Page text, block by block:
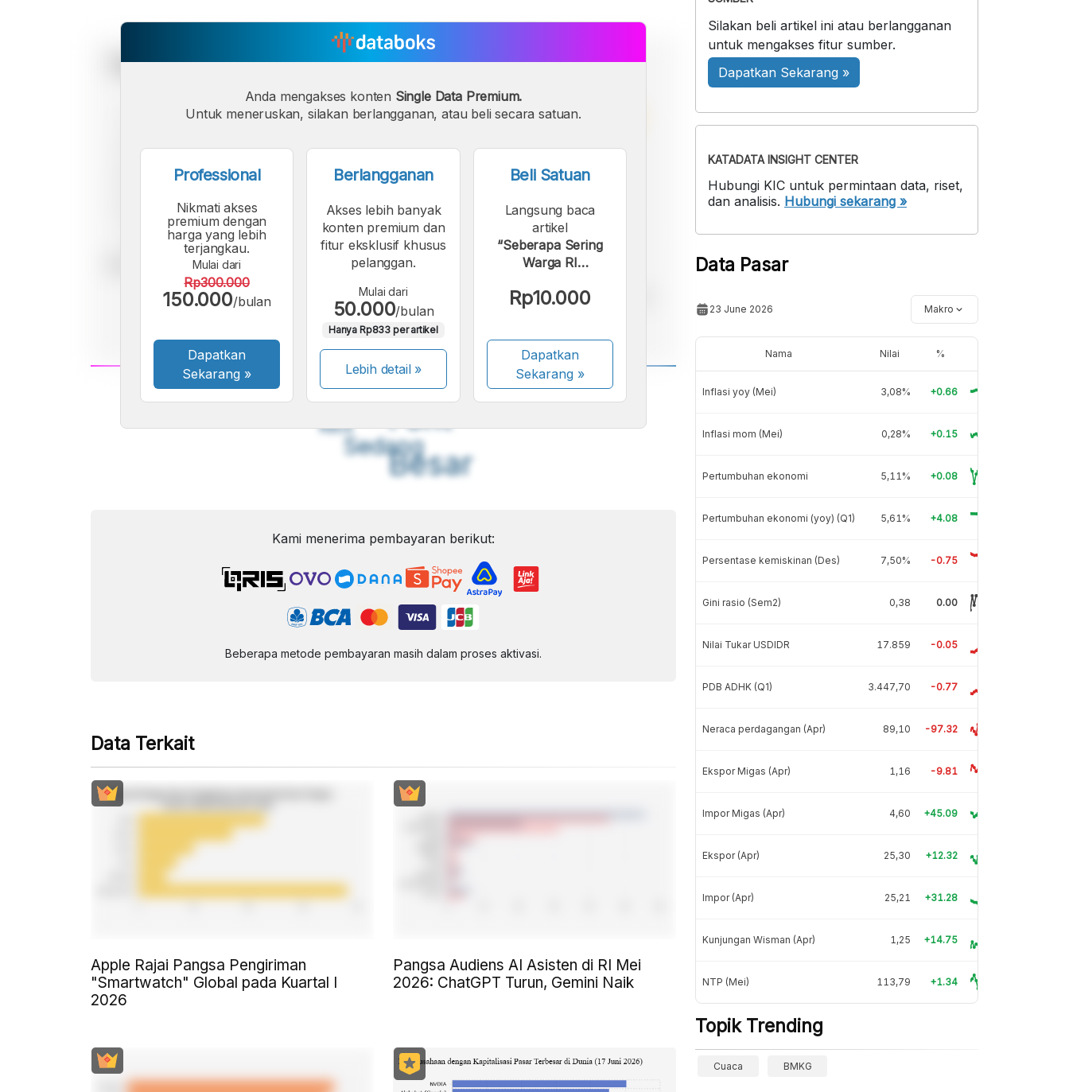
A
Font
Kecil
A
Sedang
A
Besar
Anda mengakses konten Single Data Premium.
Untuk meneruskan, silakan berlangganan, atau beli secara satuan.
Professional
Nikmati akses
premium dengan
harga yang lebih
terjangkau.
Mulai dari
Rp300.000
150.000/bulan
Dapatkan
Sekarang »
Berlangganan
Akses lebih banyak
konten premium dan
fitur eksklusif khusus
pelanggan.
Mulai dari
50.000/bulan
Hanya Rp833 per artikel
Lebih detail »
Beli Satuan
Langsung baca
artikel
“Seberapa Sering
Warga RI
Podcast? Ini
Rp10.000
Dapatkan
Sekarang»
Kami menerima pembayaran berikut:
Beberapa metode pembayaran masih dalam proses aktivasi.
Data Terkait
Apple Rajai Pangsa Pengiriman
"Smartwatch" Global pada Kuartal I
2026
Pangsa Audiens AI Asisten di RI Mei
2026: ChatGPT Turun, Gemini Naik
Silakan beli artikel ini atau berlangganan
untuk mengakses fitur sumber.
Dapatkan Sekarang »
KATADATA INSIGHT CENTER
Hubungi KIC untuk permintaan data, riset,
dan analisis. Hubungi sekarang »
Data Pasar
23 June 2026 Makro
Nama Nilai %
Inflasi yoy (Mei) 3,08% +0.66
Inflasi mom (Mei) 0,28% +0.15
Pertumbuhan ekonomi 5,11% +0.08
Pertumbuhan ekonomi (yoy) (Q1) 5,61% +4.08
Persentase kemiskinan (Des) 7,50% -0.75
Gini rasio (Sem2) 0,38 0.00
Nilai Tukar USDIDR 17.859 -0.05
PDB ADHK (Q1) 3.447,70 -0.77
Neraca perdagangan (Apr) 89,10 -97.32
Ekspor Migas (Apr) 1,16 -9.81
Impor Migas (Apr) 4,60 +45.09
Ekspor (Apr) 25,30 +12.32
Impor (Apr) 25,21 +31.28
Kunjungan Wisman (Apr) 1,25 +14.75
NTP (Mei) 113,79 +1.34
Topik Trending
Cuaca BMKG